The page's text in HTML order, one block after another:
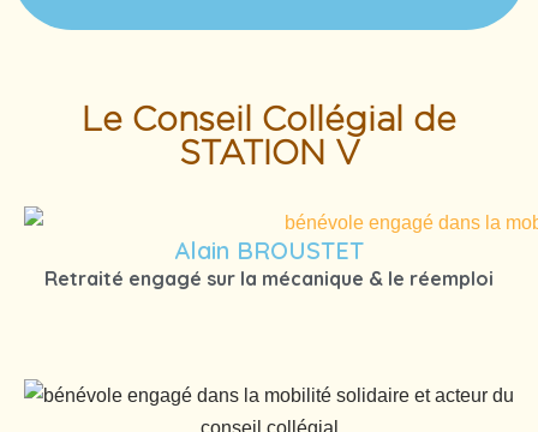
Le Conseil Collégial de
STATION V
Alain BROUSTET
Retraité engagé sur la mécanique & le réemploi